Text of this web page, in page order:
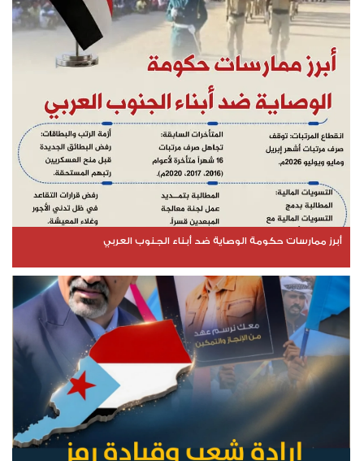
أبرز ممارسات حكومة الوصاية ضد أبناء الجنوب العربي